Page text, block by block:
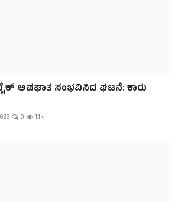
ಬೈಕ್ ಅಪಘಾತ ಸಂಭವಿಸಿದ ಘಟನೆ: ಕಾರು
0 1.1k